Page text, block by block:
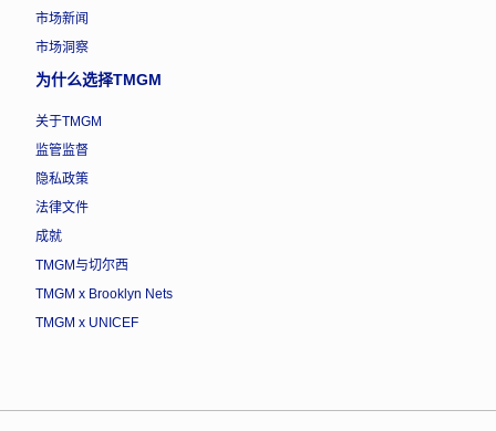
市场新闻
市场洞察
为什么选择TMGM
关于TMGM
监管监督
隐私政策
法律文件
成就
TMGM与切尔西
TMGM x Brooklyn Nets
TMGM x UNICEF